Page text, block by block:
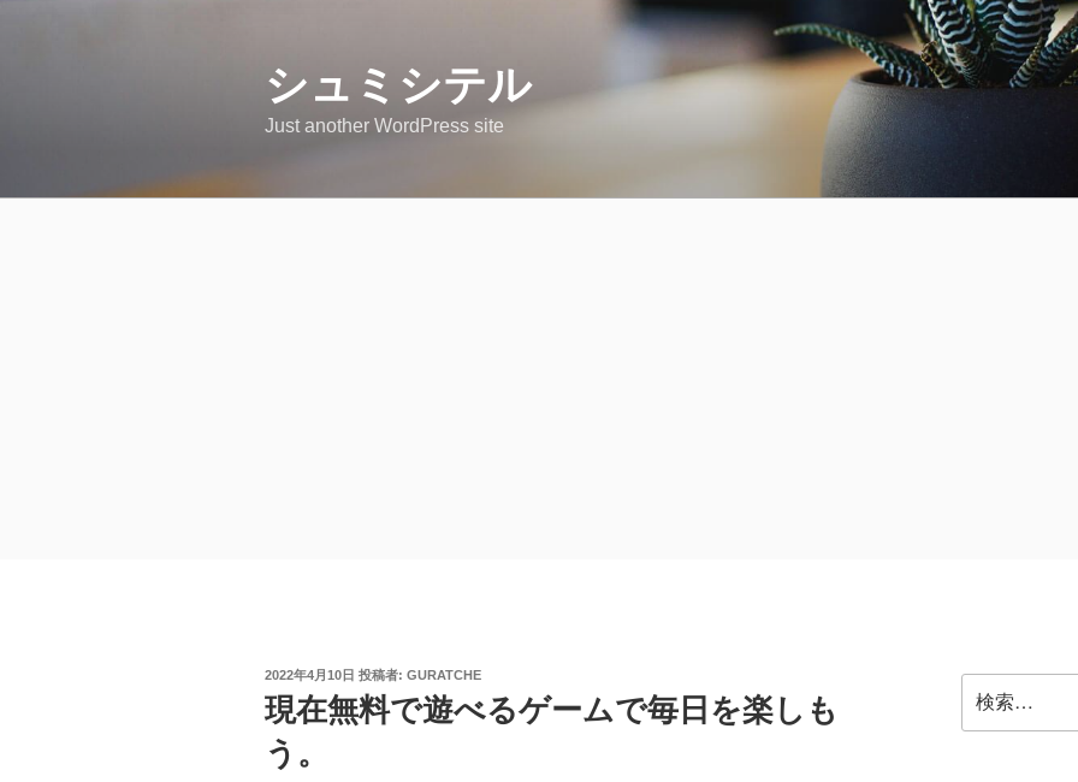
シュミシテル
Just another WordPress site
投
稿
日:
2022年4月10日 投稿者: GURATCHE
現在無料で遊べるゲームで毎日を楽しも
う。
索: